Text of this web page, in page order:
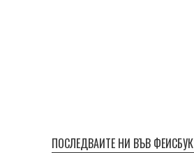
ПОСЛЕДВАЙТЕ НИ ВЪВ ФЕЙСБУК